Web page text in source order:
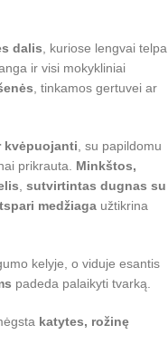
dalis , kuriose lengvai telpa
ir visi mokykliniai
, tinkamos gertuvei ar
kvėpuojanti , su papildomu
prikrauta. Minkštos,
sutvirtintas dugnas su
medžiaga užtikrina
kelyje, o viduje esantis
padeda palaikyti tvarką.
katytes, rožinę